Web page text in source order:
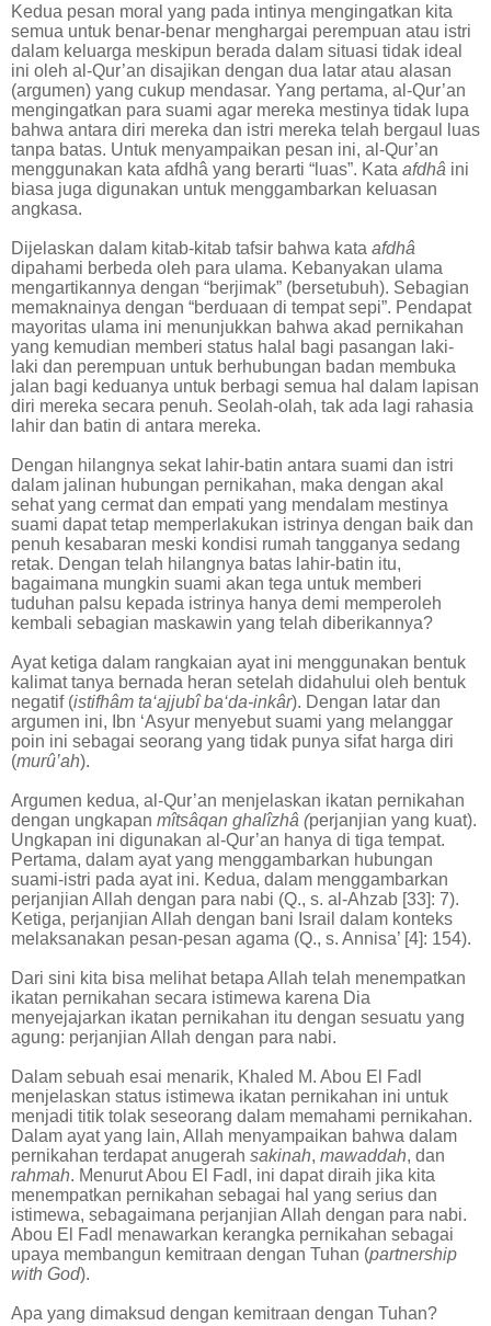
Kedua pesan moral yang pada intinya mengingatkan kita
semua untuk benar-benar menghargai perempuan atau istri
dalam keluarga meskipun berada dalam situasi tidak ideal
ini oleh al-Qur’an disajikan dengan dua latar atau alasan
(argumen) yang cukup mendasar. Yang pertama, al-Qur’an
mengingatkan para suami agar mereka mestinya tidak lupa
bahwa antara diri mereka dan istri mereka telah bergaul luas
tanpa batas. Untuk menyampaikan pesan ini, al-Qur’an
menggunakan kata afdhâ yang berarti “luas”. Kata afdhâ ini
biasa juga digunakan untuk menggambarkan keluasan
angkasa.
Dijelaskan dalam kitab-kitab tafsir bahwa kata afdhâ
dipahami berbeda oleh para ulama. Kebanyakan ulama
mengartikannya dengan “berjimak” (bersetubuh). Sebagian
memaknainya dengan “berduaan di tempat sepi”. Pendapat
mayoritas ulama ini menunjukkan bahwa akad pernikahan
yang kemudian memberi status halal bagi pasangan laki-
laki dan perempuan untuk berhubungan badan membuka
jalan bagi keduanya untuk berbagi semua hal dalam lapisan
diri mereka secara penuh. Seolah-olah, tak ada lagi rahasia
lahir dan batin di antara mereka.
Dengan hilangnya sekat lahir-batin antara suami dan istri
dalam jalinan hubungan pernikahan, maka dengan akal
sehat yang cermat dan empati yang mendalam mestinya
suami dapat tetap memperlakukan istrinya dengan baik dan
penuh kesabaran meski kondisi rumah tangganya sedang
retak. Dengan telah hilangnya batas lahir-batin itu,
bagaimana mungkin suami akan tega untuk memberi
tuduhan palsu kepada istrinya hanya demi memperoleh
kembali sebagian maskawin yang telah diberikannya?
Ayat ketiga dalam rangkaian ayat ini menggunakan bentuk
kalimat tanya bernada heran setelah didahului oleh bentuk
negatif (istifhâm ta‘ajjubî ba‘da-inkâr). Dengan latar dan
argumen ini, Ibn ‘Asyur menyebut suami yang melanggar
poin ini sebagai seorang yang tidak punya sifat harga diri
(murû’ah).
Argumen kedua, al-Qur’an menjelaskan ikatan pernikahan
dengan ungkapan mîtsâqan ghalîzhâ (perjanjian yang kuat).
Ungkapan ini digunakan al-Qur’an hanya di tiga tempat.
Pertama, dalam ayat yang menggambarkan hubungan
suami-istri pada ayat ini. Kedua, dalam menggambarkan
perjanjian Allah dengan para nabi (Q., s. al-Ahzab [33]: 7).
Ketiga, perjanjian Allah dengan bani Israil dalam konteks
melaksanakan pesan-pesan agama (Q., s. Annisa’ [4]: 154).
Dari sini kita bisa melihat betapa Allah telah menempatkan
ikatan pernikahan secara istimewa karena Dia
menyejajarkan ikatan pernikahan itu dengan sesuatu yang
agung: perjanjian Allah dengan para nabi.
Dalam sebuah esai menarik, Khaled M. Abou El Fadl
menjelaskan status istimewa ikatan pernikahan ini untuk
menjadi titik tolak seseorang dalam memahami pernikahan.
Dalam ayat yang lain, Allah menyampaikan bahwa dalam
pernikahan terdapat anugerah sakinah, mawaddah, dan
rahmah. Menurut Abou El Fadl, ini dapat diraih jika kita
menempatkan pernikahan sebagai hal yang serius dan
istimewa, sebagaimana perjanjian Allah dengan para nabi.
Abou El Fadl menawarkan kerangka pernikahan sebagai
upaya membangun kemitraan dengan Tuhan (partnership
with God).
Apa yang dimaksud dengan kemitraan dengan Tuhan?